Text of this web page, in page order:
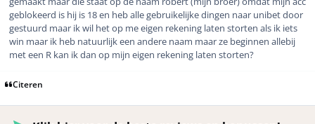
geblokeerd is hij is 18 en heb alle gebruikelijke dingen naar unibet door
gestuurd maar ik wil het op me eigen rekening laten storten als ik iets
win maar ik heb natuurlijk een andere naam maar ze beginnen allebij
met een R kan ik dan op mijn eigen rekening laten storten?
Citeren